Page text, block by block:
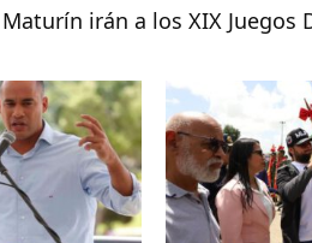
irán a los XIX